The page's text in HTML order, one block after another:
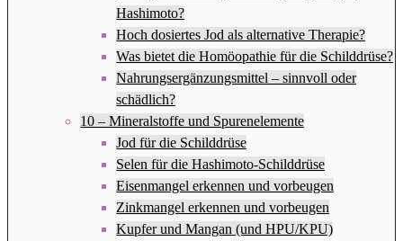
Hashimoto?
Hoch dosiertes Jod als alternative Therapie?
Was bietet die Homöopathie für die Schilddrüse?
Nahrungsergänzungsmittel – sinnvoll oder
schädlich?
10 – Mineralstoffe und Spurenelemente
Jod für die Schilddrüse
Selen für die Hashimoto-Schilddrüse
Eisenmangel erkennen und vorbeugen
Zinkmangel erkennen und vorbeugen
Kupfer und Mangan (und HPU/KPU)